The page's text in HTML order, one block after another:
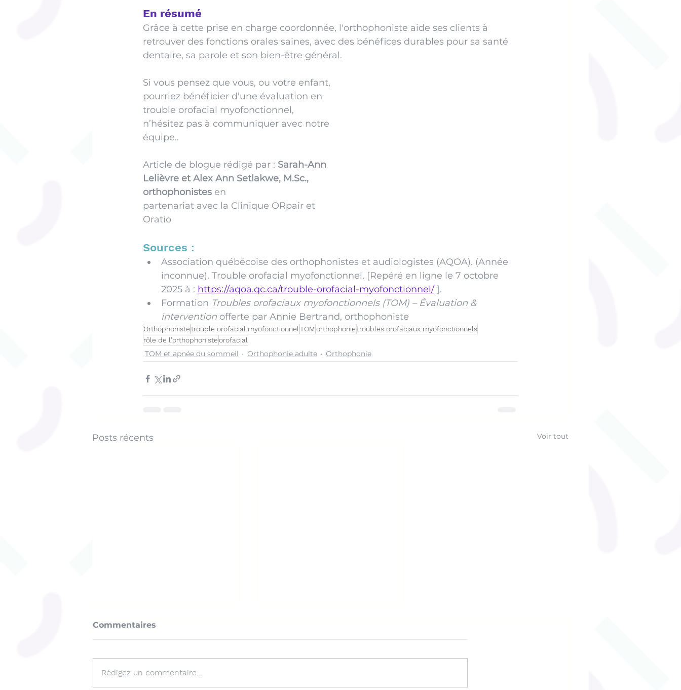
En résumé
Grâce à cette prise en charge coordonnée, l'orthophoniste aide ses clients à
retrouver des fonctions orales saines, avec des bénéfices durables pour sa santé
dentaire, sa parole et son bien-être général.
Si vous pensez que vous, ou votre enfant,
pourriez bénéficier d’une évaluation en
trouble orofacial myofonctionnel,
n’hésitez pas à communiquer avec notre
équipe..
Article de blogue rédigé par : Sarah-Ann
Lelièvre et Alex Ann Setlakwe, M.Sc.,
orthophonistes en
partenariat avec la Clinique ORpair et
Oratio
Sources :
Association québécoise des orthophonistes et audiologistes (AQOA). (Année
inconnue). Trouble orofacial myofonctionnel. [Repéré en ligne le 7 octobre
2025 à : https://aqoa.qc.ca/trouble-orofacial-myofonctionnel/ ].
Formation Troubles orofaciaux myofonctionnels (TOM) – Évaluation &
intervention offerte par Annie Bertrand, orthophoniste
Orthophonistetrouble orofacial myofonctionnel TOM orthophonietroubles orofaciaux myofonctionnels
rôle de l'orthophonisteorofacial
TOM et apnée du sommeil Orthophonie adulte Orthophonie
Posts récents Voir tout
Commentaires
Rédigez un commentaire...